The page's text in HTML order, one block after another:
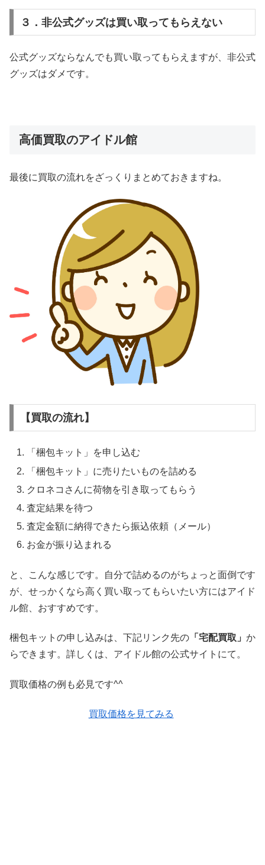
３．非公式グッズは買い取ってもらえない
公式グッズならなんでも買い取ってもらえますが、非公式
グッズはダメです。
高価買取のアイドル館
最後に買取の流れをざっくりまとめておきますね。
【買取の流れ】
「梱包キット」を申し込む
「梱包キット」に売りたいものを詰める
クロネコさんに荷物を引き取ってもらう
査定結果を待つ
査定金額に納得できたら振込依頼（メール）
お金が振り込まれる
と、こんな感じです。自分で詰めるのがちょっと面倒です
が、せっかくなら高く買い取ってもらいたい方にはアイド
ル館、おすすめです。
梱包キットの申し込みは、下記リンク先の 「宅配買取」 か
らできます。詳しくは、アイドル館の公式サイトにて。
買取価格の例も必見です^^
買取価格を見てみる